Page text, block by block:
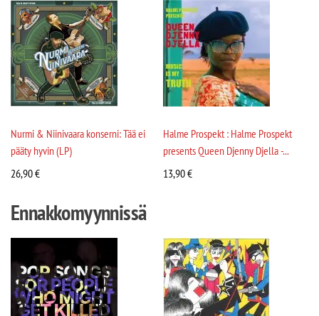
Nurmi & Niinivaara konserni: Tää ei
pääty hyvin (LP)
26,90€
Halme Prospekt : Halme Prospekt
presents Queen Djenny Djella -...
13,90€
Ennakkomyynnissä